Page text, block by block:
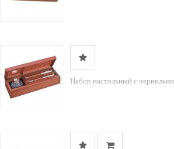
Набор настольный с